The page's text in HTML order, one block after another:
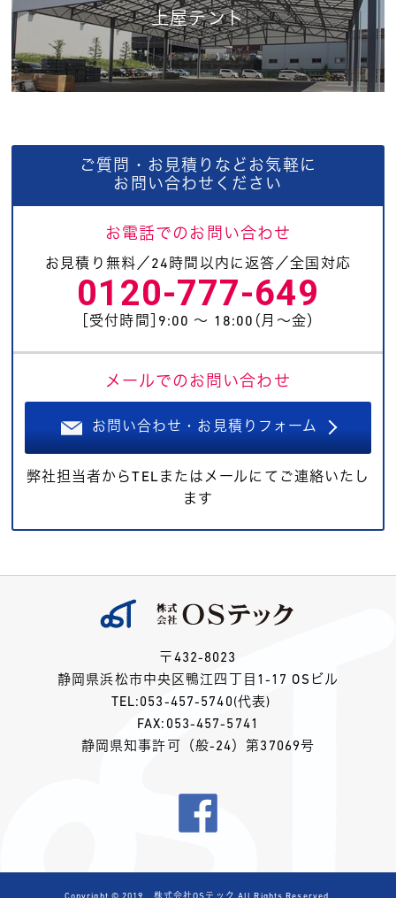
上屋テント
ご質問・お見積りなどお気軽に
お問い合わせください
お電話でのお問い合わせ
お見積り無料／24時間以内に返答／全国対応
0120-777-649
［受付時間］9:00 〜 18:00（月〜金）
メールでのお問い合わせ
お問い合わせ・お見積りフォーム
弊社担当者からTELまたはメールにてご連絡いたし
ます
〒432-8023
静岡県浜松市中央区鴨江四丁目1-17 OSビル
TEL: 053-457-5740 (代表)
FAX:053-457-5741
静岡県知事許可（般-24）第37069号